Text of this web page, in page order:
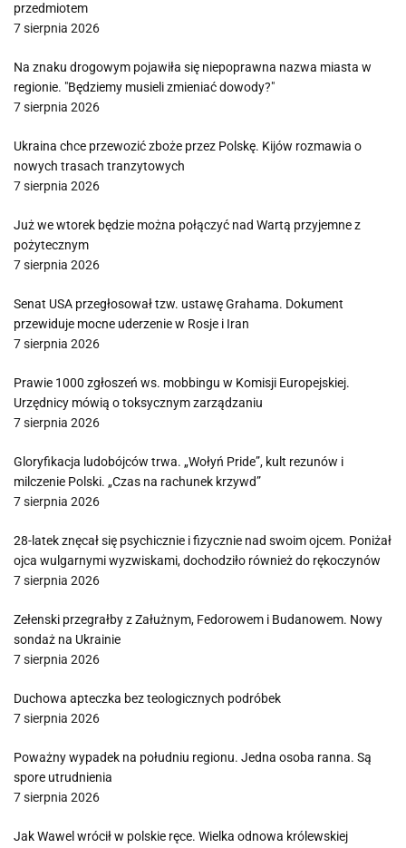
przedmiotem
7 sierpnia 2026
Na znaku drogowym pojawiła się niepoprawna nazwa miasta w
regionie. "Będziemy musieli zmieniać dowody?"
7 sierpnia 2026
Ukraina chce przewozić zboże przez Polskę. Kijów rozmawia o
nowych trasach tranzytowych
7 sierpnia 2026
Już we wtorek będzie można połączyć nad Wartą przyjemne z
pożytecznym
7 sierpnia 2026
Senat USA przegłosował tzw. ustawę Grahama. Dokument
przewiduje mocne uderzenie w Rosje i Iran
7 sierpnia 2026
Prawie 1000 zgłoszeń ws. mobbingu w Komisji Europejskiej.
Urzędnicy mówią o toksycznym zarządzaniu
7 sierpnia 2026
Gloryfikacja ludobójców trwa. „Wołyń Pride”, kult rezunów i
milczenie Polski. „Czas na rachunek krzywd”
7 sierpnia 2026
28-latek znęcał się psychicznie i fizycznie nad swoim ojcem. Poniżał
ojca wulgarnymi wyzwiskami, dochodziło również do rękoczynów
7 sierpnia 2026
Zełenski przegrałby z Załużnym, Fedorowem i Budanowem. Nowy
sondaż na Ukrainie
7 sierpnia 2026
Duchowa apteczka bez teologicznych podróbek
7 sierpnia 2026
Poważny wypadek na południu regionu. Jedna osoba ranna. Są
spore utrudnienia
7 sierpnia 2026
Jak Wawel wrócił w polskie ręce. Wielka odnowa królewskiej